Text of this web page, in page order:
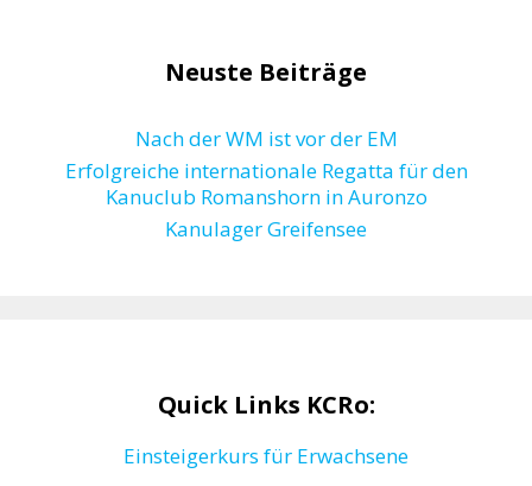
Neuste Beiträge
Nach der WM ist vor der EM
Erfolgreiche internationale Regatta für den
Kanuclub Romanshorn in Auronzo
Kanulager Greifensee
Quick Links KCRo:
Einsteigerkurs für Erwachsene